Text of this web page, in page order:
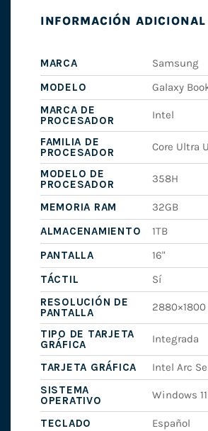
INFORMACIÓN ADICIONAL
MARCA
Samsung
MODELO
Galaxy
MARCA DE
PROCESADOR
Intel
FAMILIA DE
PROCESADOR
Core Ultra
MODELO DE
PROCESADOR
358H
MEMORIA RAM
32GB
ALMACENAMIENTO
1TB
PANTALLA
16"
TÁCTIL
Sí
RESOLUCIÓN DE
PANTALLA
2880×1800
TIPO DE TARJETA
GRÁFICA
Integrada
TARJETA GRÁFICA
Intel Arc
SISTEMA
OPERATIVO
Windows
TECLADO
Español